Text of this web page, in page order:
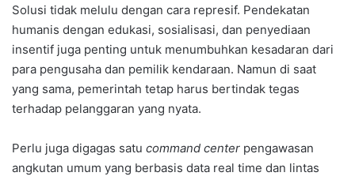
Solusi tidak melulu dengan cara represif. Pendekatan
humanis dengan edukasi, sosialisasi, dan penyediaan
insentif juga penting untuk menumbuhkan kesadaran dari
para pengusaha dan pemilik kendaraan. Namun di saat
yang sama, pemerintah tetap harus bertindak tegas
terhadap pelanggaran yang nyata.
Perlu juga digagas satu command center pengawasan
angkutan umum yang berbasis data real time dan lintas